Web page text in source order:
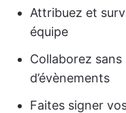
Attribuez et
équipe
Collaborez
d’évènements
Faites signer